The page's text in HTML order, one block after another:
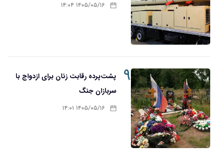
۱۴۰۵/۰۵/۱۶ ۱۴:۰۴
۹
پشت‌پرده رقابت زنان برای ازدواج با
سربازان جنگ
۱۴۰۵/۰۵/۱۶ ۱۴:۰۱